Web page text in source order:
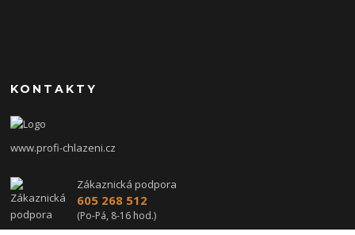
KONTAKTY
www.profi-chlazeni.cz
Zákaznická podpora
605 268 512
(Po-Pá, 8-16 hod.)